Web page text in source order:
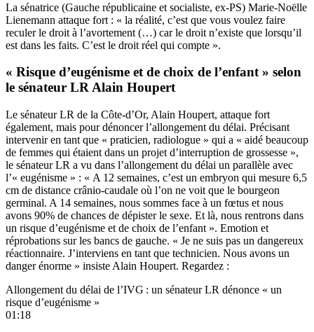
La sénatrice (Gauche républicaine et socialiste, ex-PS) Marie-Noëlle
Lienemann attaque fort : « la réalité, c’est que vous voulez faire
reculer le droit à l’avortement (…) car le droit n’existe que lorsqu’il
est dans les faits. C’est le droit réel qui compte ».
« Risque d’eugénisme et de choix de l’enfant » selon
le sénateur LR Alain Houpert
Le sénateur LR de la Côte-d’Or, Alain Houpert, attaque fort
également, mais pour dénoncer l’allongement du délai. Précisant
intervenir en tant que « praticien, radiologue » qui a « aidé beaucoup
de femmes qui étaient dans un projet d’interruption de grossesse »,
le sénateur LR a vu dans l’allongement du délai un parallèle avec
l’« eugénisme » : « A 12 semaines, c’est un embryon qui mesure 6,5
cm de distance crânio-caudale où l’on ne voit que le bourgeon
germinal. A 14 semaines, nous sommes face à un fœtus et nous
avons 90% de chances de dépister le sexe. Et là, nous rentrons dans
un risque d’eugénisme et de choix de l’enfant ». Emotion et
réprobations sur les bancs de gauche. « Je ne suis pas un dangereux
réactionnaire. J’interviens en tant que technicien. Nous avons un
danger énorme » insiste Alain Houpert. Regardez :
Allongement du délai de l’IVG : un sénateur LR dénonce « un
risque d’eugénisme »
01:18